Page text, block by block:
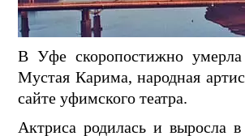
В Уфе скоропостижно
Мустая Карима, народная
сайте уфимского театра.
Актриса родилась и выросла